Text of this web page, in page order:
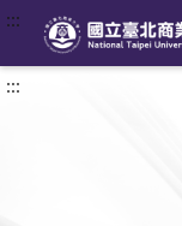
:::
:::